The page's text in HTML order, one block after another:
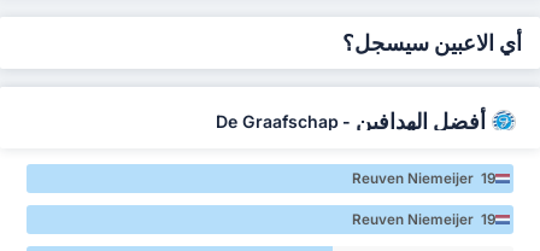
أي الاعبين سيسجل؟
أفضل الهدافين -
De Graafschap
Reuven Niemeijer 19
Reuven Niemeijer 19